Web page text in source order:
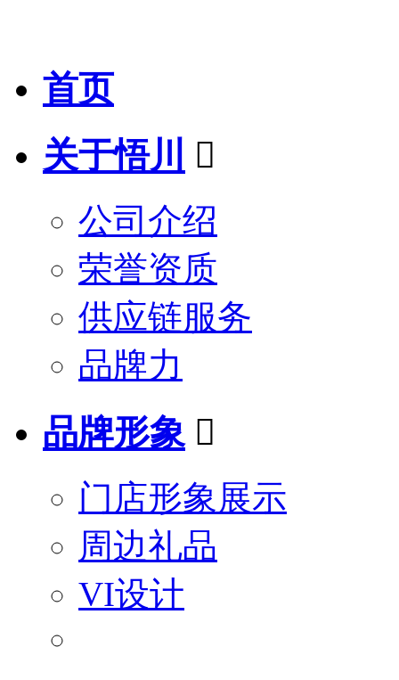
首页
关于悟川

公司介绍
荣誉资质
供应链服务
品牌力
品牌形象 
门店形象展示
周边礼品
VI设计